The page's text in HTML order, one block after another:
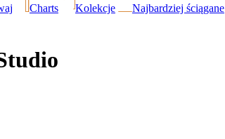
Charts Kolekcje Najbardziej ściągane